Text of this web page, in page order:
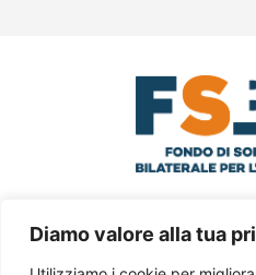
Diamo valore alla tua
© 2024 FSBA Via
Gerusalemme, 63 –